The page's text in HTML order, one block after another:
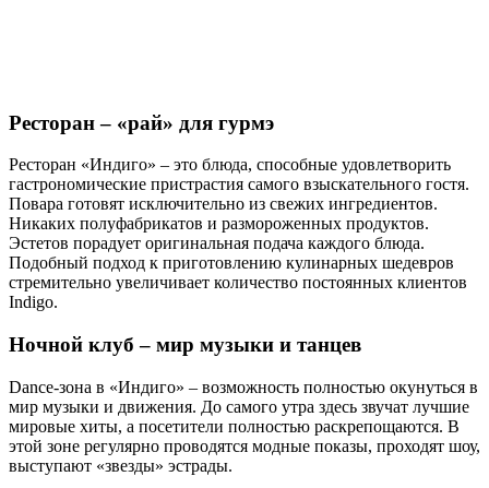
Ресторан – «рай» для гурмэ
Ресторан «Индиго» – это блюда, способные удовлетворить
гастрономические пристрастия самого взыскательного гостя.
Повара готовят исключительно из свежих ингредиентов.
Никаких полуфабрикатов и размороженных продуктов.
Эстетов порадует оригинальная подача каждого блюда.
Подобный подход к приготовлению кулинарных шедевров
стремительно увеличивает количество постоянных клиентов
Indigo.
Ночной клуб – мир музыки и танцев
Dance-зона в «Индиго» – возможность полностью окунуться в
мир музыки и движения. До самого утра здесь звучат лучшие
мировые хиты, а посетители полностью раскрепощаются. В
этой зоне регулярно проводятся модные показы, проходят шоу,
выступают «звезды» эстрады.